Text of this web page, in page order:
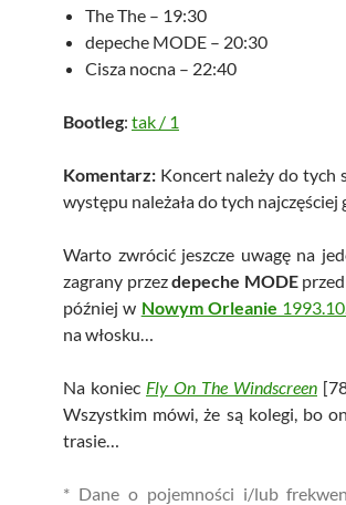
The The – 19:30
depeche MODE – 20:30
Cisza nocna – 22:40
Bootleg: tak / 1
Komentarz: Koncert należy do tych
występu należała do tych
Warto zwrócić jeszcze uwagę na
zagrany przezdepeche MODEprzed
później w Nowym Orleanie
na włosku…
Na koniec Fly On The Windscreen
Wszystkim mówi, że są kolegi, bo
trasie…
* Dane o pojemności i/lub